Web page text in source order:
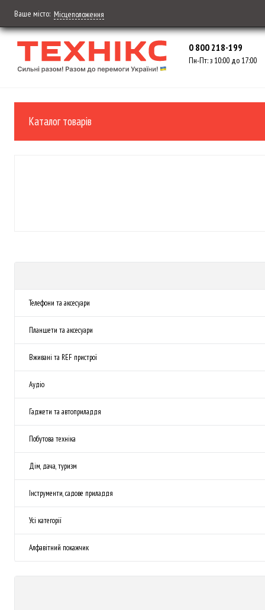
Ваше місто: Місцеположення
0 800 218-199
Пн-Пт: з 10:00 до 17:00
Каталог товарів
Телефони та аксесуари
Планшети та аксесуари
Вживані та REF пристрої
Аудіо
Гаджети та автоприладдя
Побутова техніка
Дім, дача, туризм
Інструменти, садове приладдя
Усі категорії
Алфавітний покажчик